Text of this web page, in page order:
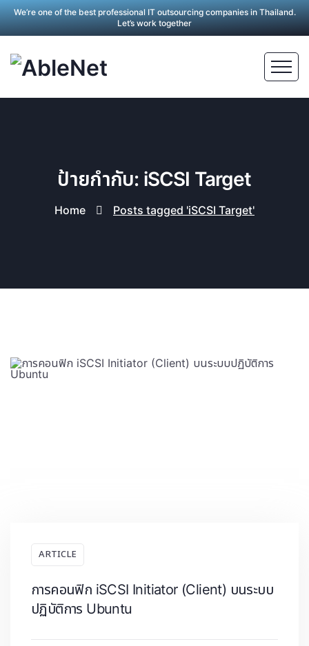
We’re one of the best professional IT outsourcing companies in Thailand.
Let’s work together
ป้ายกำกับ: iSCSI Target
Home Posts tagged 'iSCSI Target'
ARTICLE
การคอนฟิก iSCSI Initiator (Client) บนระบบ
ปฏิบัติการ Ubuntu